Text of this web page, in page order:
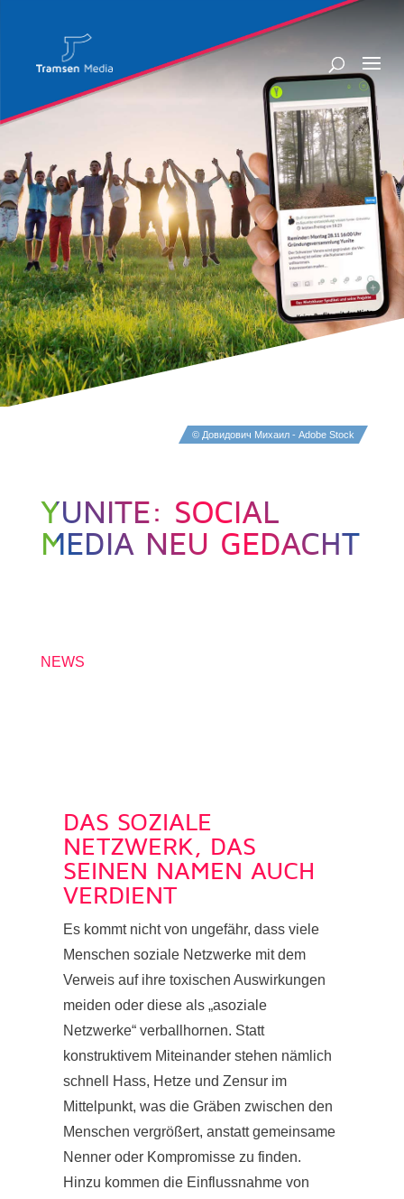
© Довидович Михаил - Adobe Stock
YUNITE: SOCIAL
MEDIA NEU GEDACHT
NEWS
DAS SOZIALE
NETZWERK, DAS
SEINEN NAMEN AUCH
VERDIENT
Es kommt nicht von ungefähr, dass viele
Menschen soziale Netzwerke mit dem
Verweis auf ihre toxischen Auswirkungen
meiden oder diese als „asoziale
Netzwerke“ verballhornen. Statt
konstruktivem Miteinander stehen nämlich
schnell Hass, Hetze und Zensur im
Mittelpunkt, was die Gräben zwischen den
Menschen vergrößert, anstatt gemeinsame
Nenner oder Kompromisse zu finden.
Hinzu kommen die Einflussnahme von